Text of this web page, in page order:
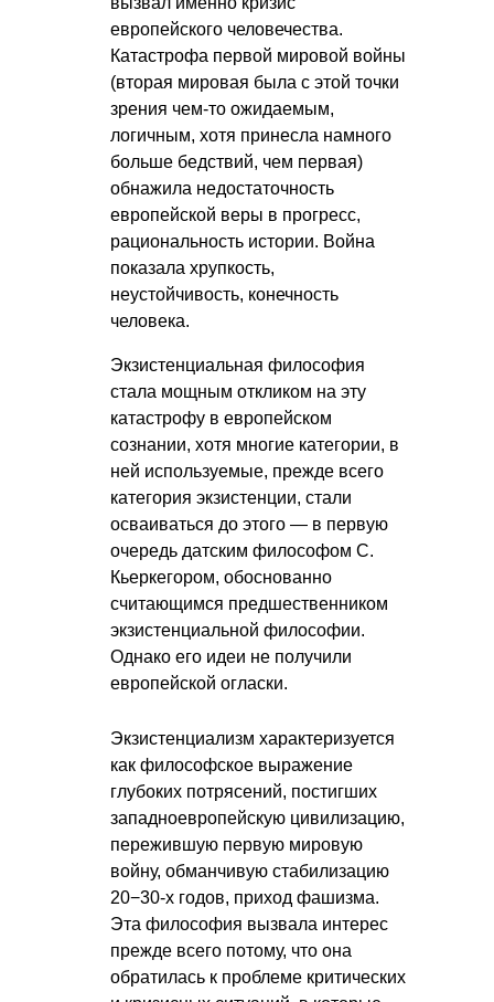
европейского человечества.
Катастрофа первой мировой войны
(вторая мировая была с этой точки
зрения чем-то ожидаемым,
логичным, хотя принесла намного
больше бедствий, чем первая)
обнажила недостаточность
европейской веры в прогресс,
рациональность истории. Война
показала хрупкость,
неустойчивость, конечность
человека.
Экзистенциальная философия
стала мощным откликом на эту
катастрофу в европейском
сознании, хотя многие категории, в
ней используемые, прежде всего
категория экзистенции, стали
осваиваться до этого — в первую
очередь датским философом С.
Кьеркегором, обоснованно
считающимся предшественником
экзистенциальной философии.
Однако его идеи не получили
европейской огласки.
Экзистенциализм характеризуется
как философское выражение
глубоких потрясений, постигших
западноевропейскую цивилизацию,
пережившую первую мировую
войну, обманчивую стабилизацию
20−30-х годов, приход фашизма.
Эта философия вызвала интерес
прежде всего потому, что она
обратилась к проблеме критических